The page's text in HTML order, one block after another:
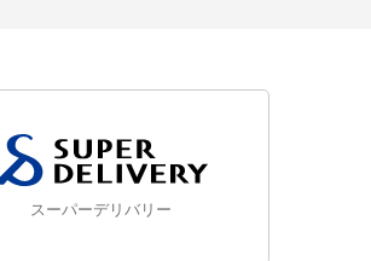
スーパーデリバリー